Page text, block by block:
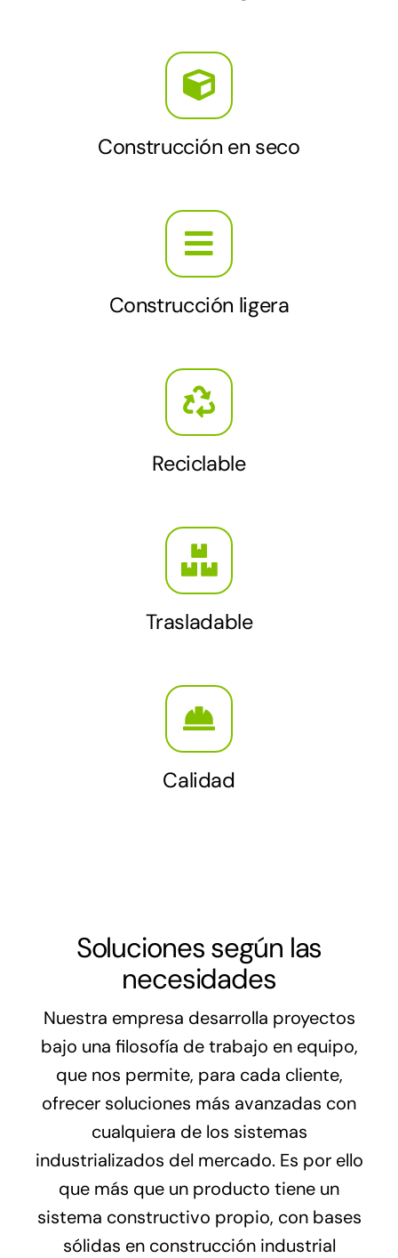
Construcción en seco
Construcción ligera
Reciclable
Trasladable
Calidad
Soluciones según las
necesidades
Nuestra empresa desarrolla proyectos
bajo una filosofía de trabajo en equipo,
que nos permite, para cada cliente,
ofrecer soluciones más avanzadas con
cualquiera de los sistemas
industrializados del mercado. Es por ello
que más que un producto tiene un
sistema constructivo propio, con bases
sólidas en construcción industrial